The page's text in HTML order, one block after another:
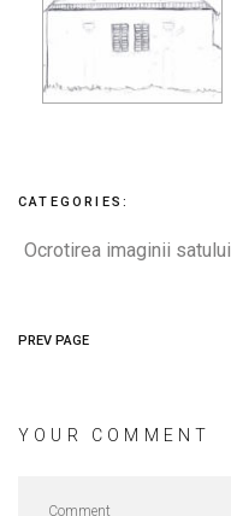
CATEGORIES:
Ocrotirea imaginii satului
PREV PAGE
YOUR COMMENT